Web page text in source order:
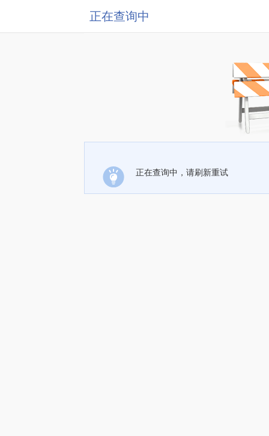
正在查询中
正在查询中，请刷新重试